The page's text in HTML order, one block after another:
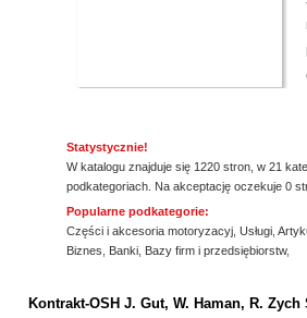
Statystycznie!
W katalogu znajduje się 1220 stron, w 21
podkategoriach. Na akceptację oczekuje 0
Popularne podkategorie:
Części i akcesoria motoryzacyj Usługi
Biznes
Banki Bazy firm i przedsiębiorstw,
Kontrakt-OSH J. Gut, W. Haman, R.